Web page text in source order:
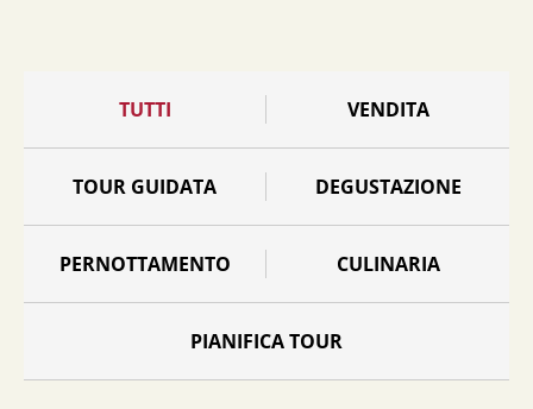
TUTTI VENDITA
TOUR GUIDATA DEGUSTAZIONE
PERNOTTAMENTO CULINARIA
PIANIFICA TOUR